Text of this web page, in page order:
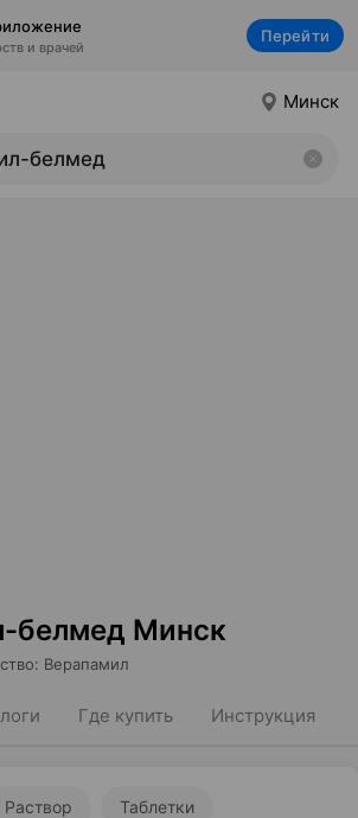
и врачей
Перейти
Минск
белмед Минск
: Верапамил
Где купить Инструкция
Раствор Таблетки